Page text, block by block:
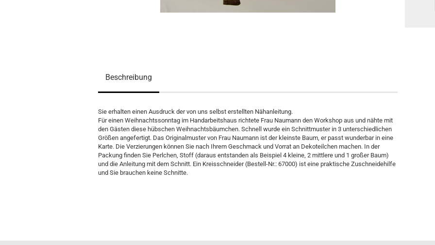
Beschreibung
Sie erhalten einen Ausdruck der von uns selbst erstellten Nähanleitung.
Für einen Weihnachtssonntag im Handarbeitshaus richtete Frau Naumann den Workshop aus und nähte mit
den Gästen diese hübschen Weihnachtsbäumchen. Schnell wurde ein Schnittmuster in 3 unterschiedlichen
Größen angefertigt. Das Originalmuster von Frau Naumann ist der kleinste Baum, er passt wunderbar in eine
Karte. Die Verzierungen können Sie nach Ihrem Geschmack und Vorrat an Dekoteilchen machen. In der
Packung finden Sie Perlchen, Stoff (daraus entstanden als Beispiel 4 kleine, 2 mittlere und 1 großer Baum)
und die Anleitung mit dem Schnitt. Ein Kreisschneider (Bestell-Nr.: 67000) ist eine praktische Zuschneidehilfe
und Sie brauchen keine Schnitte.